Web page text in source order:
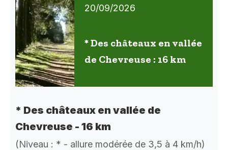
20/09/2026
* Des châteaux en vallée
de Chevreuse : 16 km
* Des châteaux en vallée de
Chevreuse - 16 km
(Niveau : * - allure modérée de 3,5 à 4 km/h)